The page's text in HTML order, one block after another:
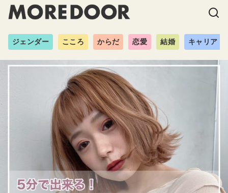
ジェンダー こころ からだ 恋愛 結婚 キャリア